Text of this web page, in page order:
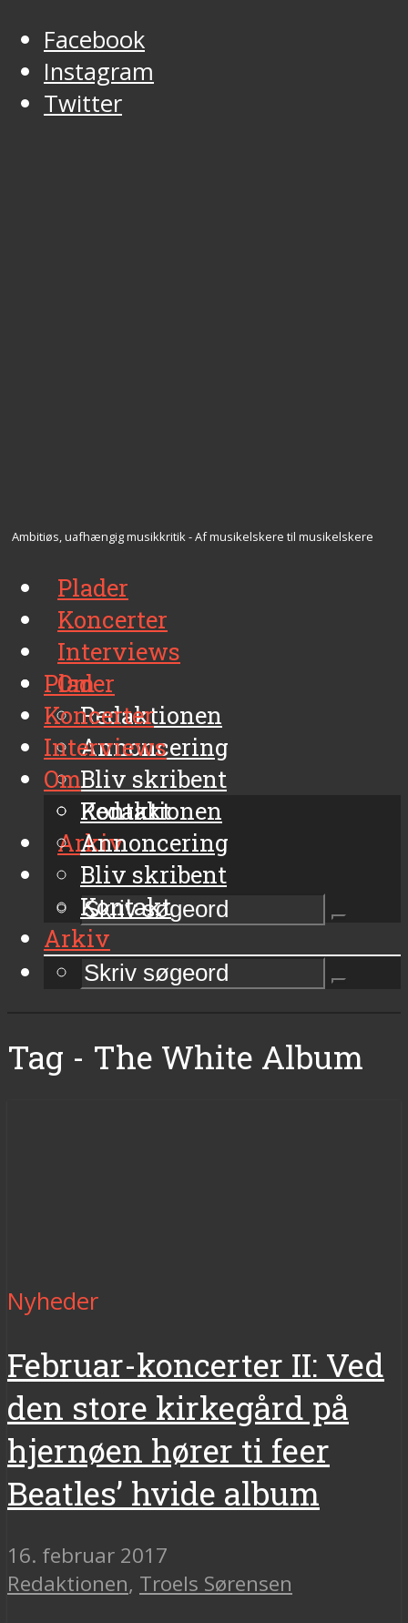
Facebook
Instagram
Twitter
Ambitiøs, uafhængig musikkritik - Af musikelskere til musikelskere
Plader
Koncerter
Interviews
Om
Redaktionen
Annoncering
Bliv skribent
Kontakt
Arkiv
Plader
Koncerter
Interviews
Om
Redaktionen
Annoncering
Bliv skribent
Kontakt
Arkiv
Tag - The White Album
Nyheder
Februar-koncerter II: Ved
den store kirkegård på
hjernøen hører ti feer
Beatles’ hvide album
16. februar 2017
Redaktionen, Troels Sørensen